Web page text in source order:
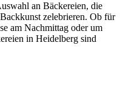
an Bäckereien, die
zelebrieren. Ob für
am Nachmittag oder um
in Heidelberg sind